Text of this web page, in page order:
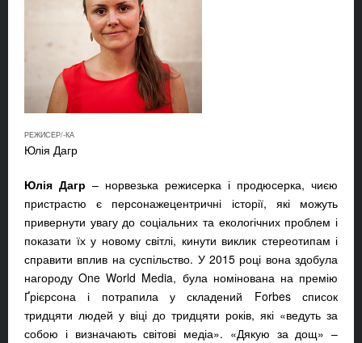
РЕЖИСЕР/-КА
Юлія Дагр
Юлія Дагр – норвезька режисерка і продюсерка, чиєю
пристрастю є персонажецентричні історії, які можуть
привернути увагу до соціальних та екологічних проблем і
показати їх у новому світлі, кинути виклик стереотипам і
справити вплив на суспільство. У 2015 році вона здобула
нагороду One World Media, була номінована на премію
Ґрієрсона і потрапила у складений Forbes список
тридцяти людей у віці до тридцяти років, які «ведуть за
собою і визначають світові медіа». «Дякую за дощ» –